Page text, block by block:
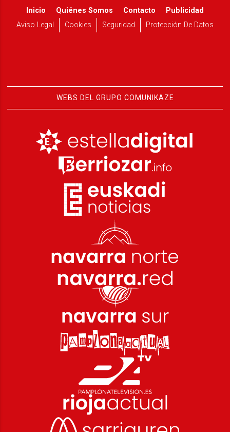
Inicio Quiénes Somos Contacto
Publicidad
Aviso Legal
Cookies Seguridad Protección De Datos
WEBS DEL GRUPO COMUNIKAZE